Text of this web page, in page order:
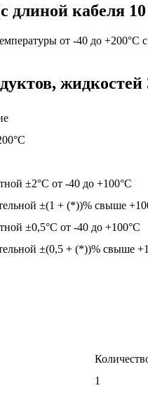
длиной кабеля
от -40 до
±2°С от -40 до +100°С
±(1 + (*))% свыше
±0,5°С от -40 до +100°С
±(0,5 + (*))% свыше
1